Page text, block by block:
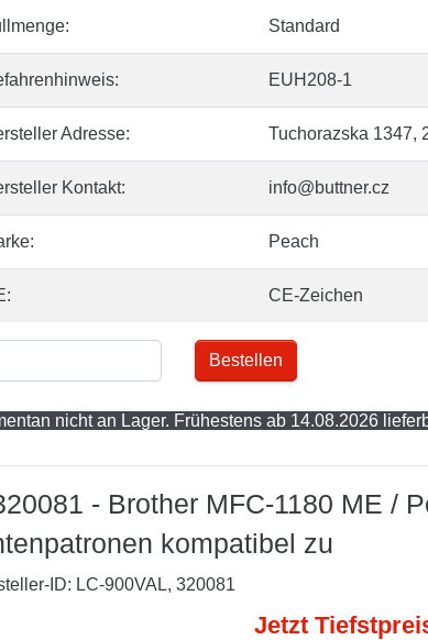
Standard
EUH208-1
Adresse: Tuchorazska 1347,
Kontakt: info@buttner.cz
Peach
CE-Zeichen
Bestellen
nicht an Lager. Frühestens ab 14.08.2026
- Brother MFC-1180 ME /
kompatibel zu
ID: LC-900VAL, 320081
Jetzt